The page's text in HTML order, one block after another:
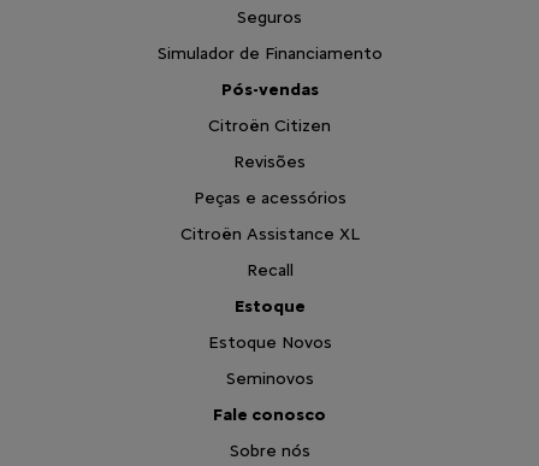
Seguros
Simulador de Financiamento
Pós-vendas
Citroën Citizen
Revisões
Peças e acessórios
Citroën Assistance XL
Recall
Estoque
Estoque Novos
Seminovos
Fale conosco
Sobre nós